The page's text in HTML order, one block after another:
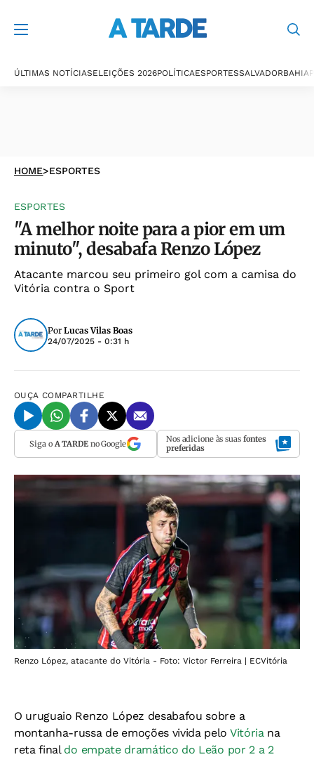
ÚLTIMAS NOTÍCIASELEIÇÕES 2026POLÍTICAESPORTESSALVADORBAHIA
HOME>ESPORTES
ESPORTES
"A melhor noite para a pior em um
minuto", desabafa Renzo López
Atacante marcou seu primeiro gol com a camisa do
Vitória contra o Sport
Por Lucas Vilas Boas
24/07/2025 - 0:31 h
OUÇA COMPARTILHE
Siga o A TARDEno Google Nos adicione às suas fontes
preferidas
Renzo López, atacante do Vitória - Foto: Victor Ferreira | ECVitória
O uruguaio Renzo López desabafou sobre a
montanha-russa de emoções vivida pelo Vitória na
reta final do empate dramático do Leão por 2 a 2